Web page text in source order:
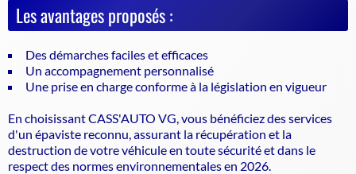
Les avantages proposés :
Des démarches faciles et efficaces
Un accompagnement personnalisé
Une prise en charge conforme à la législation en vigueur
En choisissant CASS'AUTO VG, vous bénéficiez des services
d'un épaviste reconnu, assurant la récupération et la
destruction de votre véhicule en toute sécurité et dans le
respect des normes environnementales en 2026.